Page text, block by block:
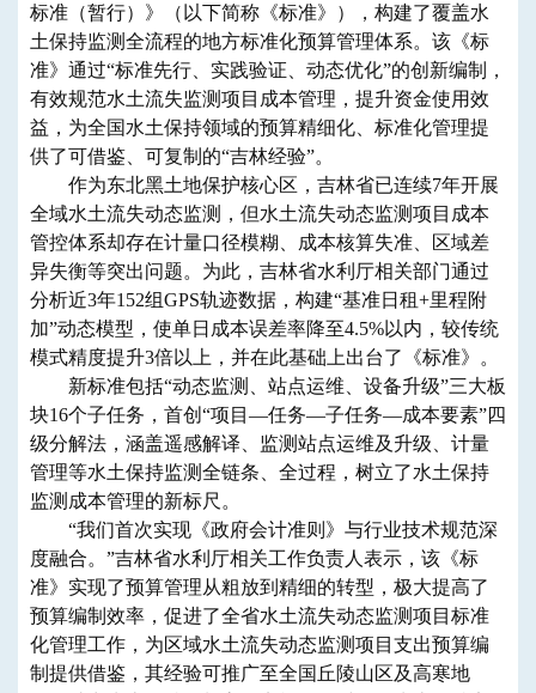
标准（暂行）》（以下简称《标准》），构建了覆盖水
土保持监测全流程的地方标准化预算管理体系。该《标
准》通过“标准先行、实践验证、动态优化”的创新编制，
有效规范水土流失监测项目成本管理，提升资金使用效
益，为全国水土保持领域的预算精细化、标准化管理提
供了可借鉴、可复制的“吉林经验”。
作为东北黑土地保护核心区，吉林省已连续7年开展
全域水土流失动态监测 ，但水土流失动态监测项目成本
管控体系却存在计量口径模糊、成本核算失准、区域差
异失衡等突出问题。 为此， 吉林省水利厅相关部门通过
分析近3年152组GPS轨迹数据，构建“基准日租+里程附
加”动态模型，使单日成本误差率降至4.5%以内，较传统
模式精度提升3倍以上 ， 并在此基础上出台了《标准》。
新标准包括“动态监测、站点运维、设备升级”三大板
块16个子任务， 首创 “项目 —任务—子任务—成本要素”四
级分解法， 涵盖遥感解译、监测站点运维及升级、计量
管理等水土保持监测全链条 、全过程，树立了水土保持
监测成本管理的新标尺。
“我们首次实现《政府会计准则》与行业技术规范深
度融合。”吉林省水利厅相关工作负责人表示 ，该 《标
准》 实现了预算管理从粗放到精细的转型， 极大提高了
预算编制效率，促进了全省水土流失动态监测项目标准
化管理工作 ， 为区域水土流失动态监测项目支出预算编
制提供借鉴，其经验可推广至全国丘陵山区及高寒地